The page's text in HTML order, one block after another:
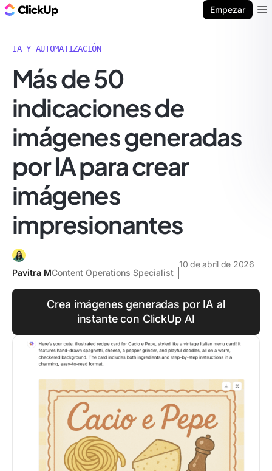
Empezar
IA Y AUTOMATIZACIÓN
Más de 50
indicaciones de
imágenes generadas
por IA para crear
imágenes
impresionantes
Pavitra MContent Operations Specialist
10 de abril de 2026
Crea imágenes generadas por IA al
instante con ClickUp AI